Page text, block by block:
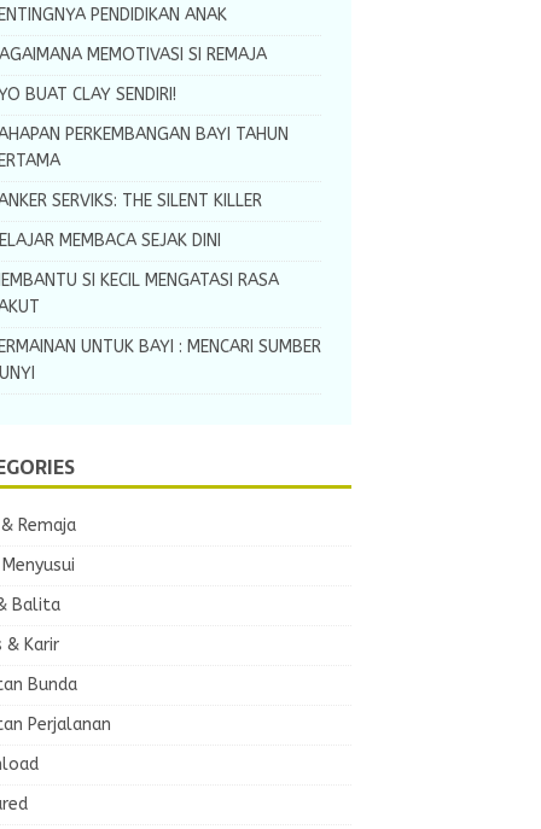
PENDIDIKAN ANAK
MEMOTIVASI SI REMAJA
BUAT CLAY SENDIRI!
PERKEMBANGAN BAYI TAHUN
SERVIKS: THE SILENT KILLER
MEMBACA SEJAK DINI
SI KECIL MENGATASI RASA
UNTUK BAYI : MENCARI SUMBER
Remaja
Balita
& Karir
Bunda
Perjalanan